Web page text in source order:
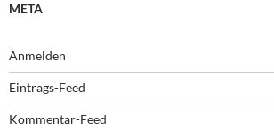
META
Anmelden
Eintrags-Feed
Kommentar-Feed